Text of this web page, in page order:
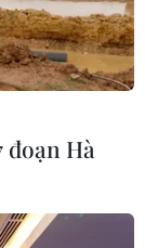
Hà